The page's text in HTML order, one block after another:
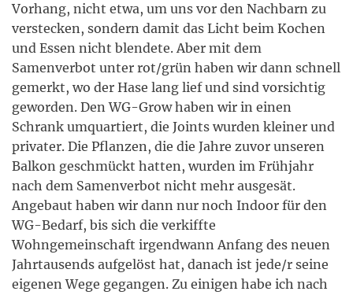
Vorhang, nicht etwa, um uns vor den Nachbarn zu
verstecken, sondern damit das Licht beim Kochen
und Essen nicht blendete. Aber mit dem
Samenverbot unter rot/grün haben wir dann schnell
gemerkt, wo der Hase lang lief und sind vorsichtig
geworden. Den WG-Grow haben wir in einen
Schrank umquartiert, die Joints wurden kleiner und
privater. Die Pflanzen, die die Jahre zuvor unseren
Balkon geschmückt hatten, wurden im Frühjahr
nach dem Samenverbot nicht mehr ausgesät.
Angebaut haben wir dann nur noch Indoor für den
WG-Bedarf, bis sich die verkiffte
Wohngemeinschaft irgendwann Anfang des neuen
Jahrtausends aufgelöst hat, danach ist jede/r seine
eigenen Wege gegangen. Zu einigen habe ich nach